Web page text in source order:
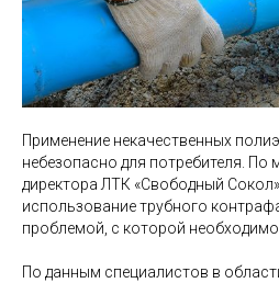
Применение некачественных
небезопасно для потребителя. По
директора ЛТК «Свободный
использование трубного
проблемой, с которой необходимо
По данным специалистов в